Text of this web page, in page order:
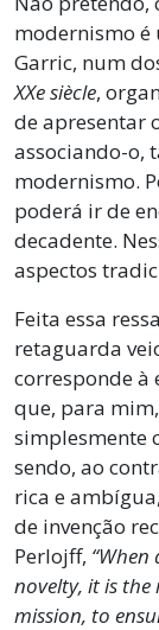
modernismo é
Garric, num
XXe siècle,
de apresentar
associando-o,
modernismo.
poderá ir de
decadente.
aspectos
Feita essa
retaguarda
corresponde à
que, para
simplesmente
sendo, ao
rica e
de invenção
Perlojff,
novelty, it is
mission, to